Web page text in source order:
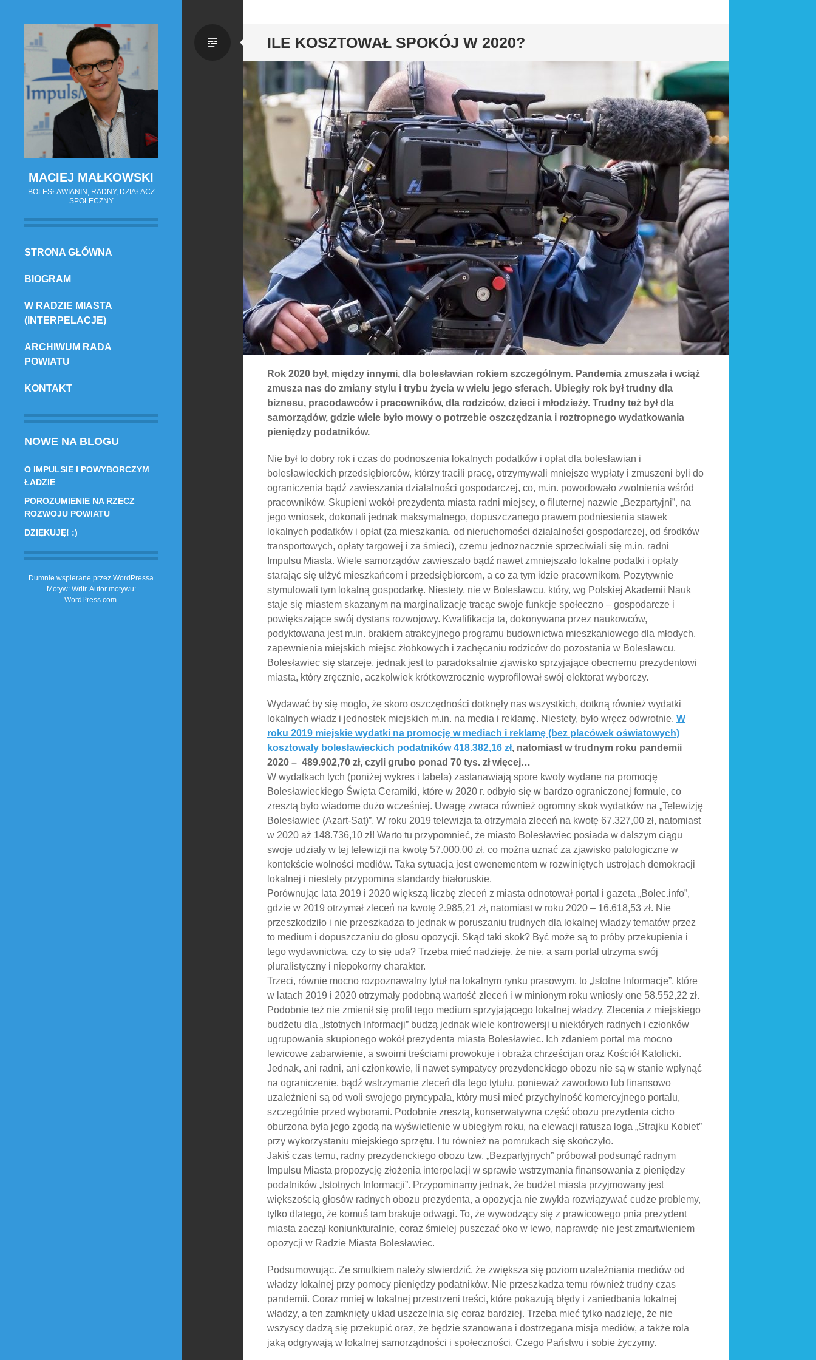
MACIEJ MAŁKOWSKI
BOLESŁAWIANIN, RADNY, DZIAŁACZ
SPOŁECZNY
PRZESKOCZ
TREŚCI
STRONA GŁÓWNA
BIOGRAM
W RADZIE MIASTA
(INTERPELACJE)
ARCHIWUM RADA
POWIATU
KONTAKT
NOWE NA BLOGU
O IMPULSIE I POWYBORCZYM
ŁADZIE
POROZUMIENIE NA RZECZ
ROZWOJU POWIATU
DZIĘKUJĘ! :)
Dumnie wspierane przez WordPressa
Motyw: Writr. Autor motywu:
WordPress.com.
ILE KOSZTOWAŁ SPOKÓJ W 2020?
Zwykły
wpis
Rok 2020 był, między innymi, dla bolesławian rokiem szczególnym. Pandemia zmuszała i wciąż
zmusza nas do zmiany stylu i trybu życia w wielu jego sferach. Ubiegły rok był trudny dla
biznesu, pracodawców i pracowników, dla rodziców, dzieci i młodzieży. Trudny też był dla
samorządów, gdzie wiele było mowy o potrzebie oszczędzania i roztropnego wydatkowania
pieniędzy podatników.
Nie był to dobry rok i czas do podnoszenia lokalnych podatków i opłat dla bolesławian i
bolesławieckich przedsiębiorców, którzy tracili pracę, otrzymywali mniejsze wypłaty i zmuszeni byli do
ograniczenia bądź zawieszania działalności gospodarczej, co, m.in. powodowało zwolnienia wśród
pracowników. Skupieni wokół prezydenta miasta radni miejscy, o filuternej nazwie „Bezpartyjni”, na
jego wniosek, dokonali jednak maksymalnego, dopuszczanego prawem podniesienia stawek
lokalnych podatków i opłat (za mieszkania, od nieruchomości działalności gospodarczej, od środków
transportowych, opłaty targowej i za śmieci), czemu jednoznacznie sprzeciwiali się m.in. radni
Impulsu Miasta. Wiele samorządów zawieszało bądź nawet zmniejszało lokalne podatki i opłaty
starając się ulżyć mieszkańcom i przedsiębiorcom, a co za tym idzie pracownikom. Pozytywnie
stymulowali tym lokalną gospodarkę. Niestety, nie w Bolesławcu, który, wg Polskiej Akademii Nauk
staje się miastem skazanym na marginalizację tracąc swoje funkcje społeczno – gospodarcze i
powiększające swój dystans rozwojowy. Kwalifikacja ta, dokonywana przez naukowców,
podyktowana jest m.in. brakiem atrakcyjnego programu budownictwa mieszkaniowego dla młodych,
zapewnienia miejskich miejsc żłobkowych i zachęcaniu rodziców do pozostania w Bolesławcu.
Bolesławiec się starzeje, jednak jest to paradoksalnie zjawisko sprzyjające obecnemu prezydentowi
miasta, który zręcznie, aczkolwiek krótkowzrocznie wyprofilował swój elektorat wyborczy.
Wydawać by się mogło, że skoro oszczędności dotknęły nas wszystkich, dotkną również wydatki
lokalnych władz i jednostek miejskich m.in. na media i reklamę. Niestety, było wręcz odwrotnie. W
roku 2019 miejskie wydatki na promocję w mediach i reklamę (bez placówek oświatowych)
kosztowały bolesławieckich podatników418.382,16 zł, natomiast w trudnym roku pandemii
2020 – 489.902,70 zł, czyli grubo ponad 70 tys. zł więcej…
W wydatkach tych (poniżej wykres i tabela) zastanawiają spore kwoty wydane na promocję
Bolesławieckiego Święta Ceramiki, które w 2020 r. odbyło się w bardzo ograniczonej formule, co
zresztą było wiadome dużo wcześniej. Uwagę zwraca również ogromny skok wydatków na „Telewizję
Bolesławiec (Azart-Sat)”. W roku 2019 telewizja ta otrzymała zleceń na kwotę 67.327,00 zł, natomiast
w 2020 aż 148.736,10 zł! Warto tu przypomnieć, że miasto Bolesławiec posiada w dalszym ciągu
swoje udziały w tej telewizji na kwotę 57.000,00 zł, co można uznać za zjawisko patologiczne w
kontekście wolności mediów. Taka sytuacja jest ewenementem w rozwiniętych ustrojach demokracji
lokalnej i niestety przypomina standardy białoruskie.
Porównując lata 2019 i 2020 większą liczbę zleceń z miasta odnotował portal i gazeta „Bolec.info”,
gdzie w 2019 otrzymał zleceń na kwotę 2.985,21 zł, natomiast w roku 2020 – 16.618,53 zł. Nie
przeszkodziło i nie przeszkadza to jednak w poruszaniu trudnych dla lokalnej władzy tematów przez
to medium i dopuszczaniu do głosu opozycji. Skąd taki skok? Być może są to próby przekupienia i
tego wydawnictwa, czy to się uda? Trzeba mieć nadzieję, że nie, a sam portal utrzyma swój
pluralistyczny i niepokorny charakter.
Trzeci, równie mocno rozpoznawalny tytuł na lokalnym rynku prasowym, to „Istotne Informacje”, które
w latach 2019 i 2020 otrzymały podobną wartość zleceń i w minionym roku wniosły one 58.552,22 zł.
Podobnie też nie zmienił się profil tego medium sprzyjającego lokalnej władzy. Zlecenia z miejskiego
budżetu dla „Istotnych Informacji” budzą jednak wiele kontrowersji u niektórych radnych i członków
ugrupowania skupionego wokół prezydenta miasta Bolesławiec. Ich zdaniem portal ma mocno
lewicowe zabarwienie, a swoimi treściami prowokuje i obraża chrześcijan oraz Kościół Katolicki.
Jednak, ani radni, ani członkowie, li nawet sympatycy prezydenckiego obozu nie są w stanie wpłynąć
na ograniczenie, bądź wstrzymanie zleceń dla tego tytułu, ponieważ zawodowo lub finansowo
uzależnieni są od woli swojego pryncypała, który musi mieć przychylność komercyjnego portalu,
szczególnie przed wyborami. Podobnie zresztą, konserwatywna część obozu prezydenta cicho
oburzona była jego zgodą na wyświetlenie w ubiegłym roku, na elewacji ratusza loga „Strajku Kobiet”
przy wykorzystaniu miejskiego sprzętu. I tu również na pomrukach się skończyło.
Jakiś czas temu, radny prezydenckiego obozu tzw. „Bezpartyjnych” próbował podsunąć radnym
Impulsu Miasta propozycję złożenia interpelacji w sprawie wstrzymania finansowania z pieniędzy
podatników „Istotnych Informacji”. Przypominamy jednak, że budżet miasta przyjmowany jest
większością głosów radnych obozu prezydenta, a opozycja nie zwykła rozwiązywać cudze problemy,
tylko dlatego, że komuś tam brakuje odwagi. To, że wywodzący się z prawicowego pnia prezydent
miasta zaczął koniunkturalnie, coraz śmielej puszczać oko w lewo, naprawdę nie jest zmartwieniem
opozycji w Radzie Miasta Bolesławiec.
Podsumowując. Ze smutkiem należy stwierdzić, że zwiększa się poziom uzależniania mediów od
władzy lokalnej przy pomocy pieniędzy podatników. Nie przeszkadza temu również trudny czas
pandemii. Coraz mniej w lokalnej przestrzeni treści, które pokazują błędy i zaniedbania lokalnej
władzy, a ten zamknięty układ uszczelnia się coraz bardziej. Trzeba mieć tylko nadzieję, że nie
wszyscy dadzą się przekupić oraz, że będzie szanowana i dostrzegana misja mediów, a także rola
jaką odgrywają w lokalnej samorządności i społeczności. Czego Państwu i sobie życzymy.